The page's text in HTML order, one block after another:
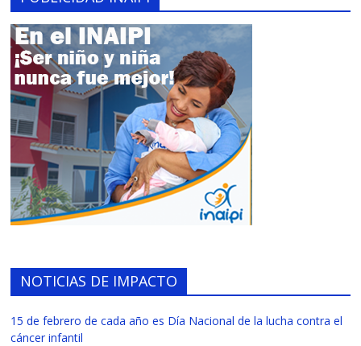
NOTICIAS DE IMPACTO
15 de febrero de cada año es Día Nacional de la lucha contra el
cáncer infantil